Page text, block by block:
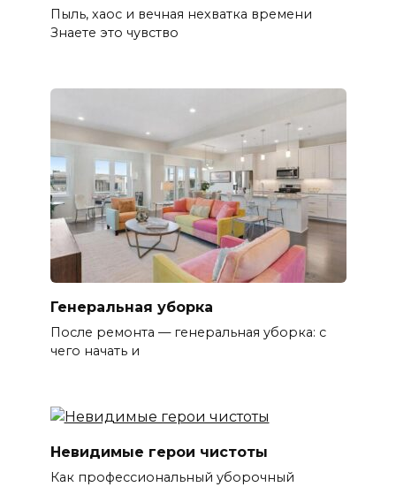
Пыль, хаос и вечная нехватка времени
Знаете это чувство
Генеральная уборка
После ремонта — генеральная уборка: с
чего начать и
Невидимые герои чистоты
Как профессиональный уборочный